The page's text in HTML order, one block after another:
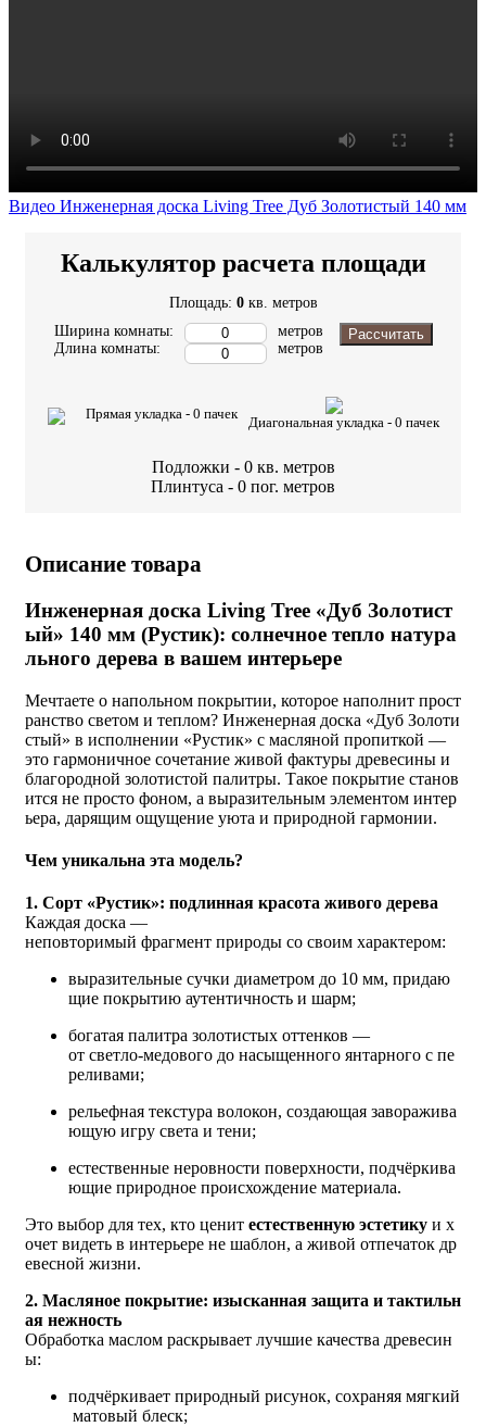
Видео Инженерная доска Living Tree Дуб Золотистый 140 мм
Калькулятор расчета площади
Площадь: 0 кв. метров
Ширина комнаты:
Длина комнаты:
метров
метров
Рассчитать
Прямая укладка - 0 пачек
Диагональная укладка - 0 пачек
Подложки - 0 кв. метров
Плинтуса - 0 пог. метров
Описание товара
Инженерная доска Living Tree «Дуб Золотист
ый» 140 мм (Рустик): солнечное тепло натура
льного дерева в вашем интерьере
Мечтаете о напольном покрытии, которое наполнит прост
ранство светом и теплом? Инженерная доска «Дуб Золоти
стый» в исполнении «Рустик» с масляной пропиткой —
это гармоничное сочетание живой фактуры древесины и
благородной золотистой палитры. Такое покрытие станов
ится не просто фоном, а выразительным элементом интер
ьера, дарящим ощущение уюта и природной гармонии.
Чем уникальна эта модель?
1. Сорт «Рустик»: подлинная красота живого дерева
Каждая доска —
неповторимый фрагмент природы со своим характером:
выразительные сучки диаметром до 10 мм, придаю
щие покрытию аутентичность и шарм;
богатая палитра золотистых оттенков —
от светло‑медового до насыщенного янтарного с пе
реливами;
рельефная текстура волокон, создающая заворажива
ющую игру света и тени;
естественные неровности поверхности, подчёркива
ющие природное происхождение материала.
Это выбор для тех, кто ценит естественную эстетику и х
очет видеть в интерьере не шаблон, а живой отпечаток др
евесной жизни.
2. Масляное покрытие: изысканная защита и тактильн
ая нежность
Обработка маслом раскрывает лучшие качества древесин
ы:
подчёркивает природный рисунок, сохраняя мягкий
матовый блеск;